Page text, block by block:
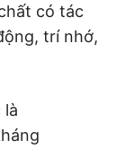
có tác
trí nhớ,
là